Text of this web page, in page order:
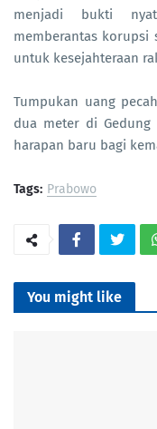
menjadi bukti
memberantas korupsi
untuk kesejahteraan
Tumpukan uang
dua meter di
harapan baru bagi
Tags: Prabowo
You might like